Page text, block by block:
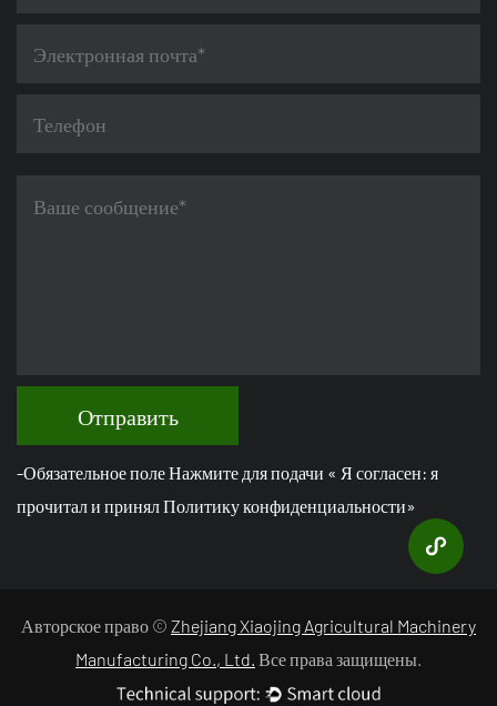
Отправить
-Обязательное поле Нажмите для подачи « Я согласен: я
прочитал и принял Политику конфиденциальности»
Авторское право © Zhejiang Xiaojing Agricultural Machinery
Manufacturing Co., Ltd. Все права защищены.